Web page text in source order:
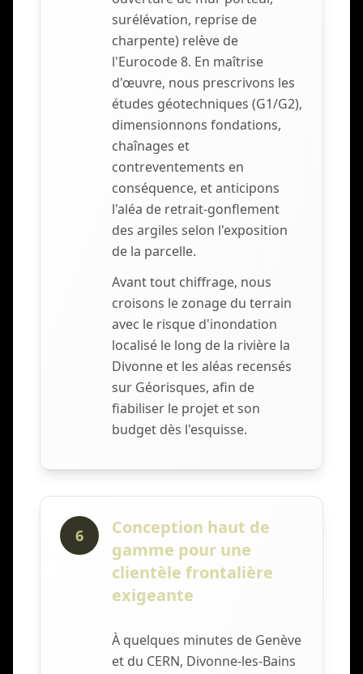
surélévation, reprise de
charpente) relève de
l'Eurocode 8. En maîtrise
d'œuvre, nous prescrivons les
études géotechniques (G1/G2),
dimensionnons fondations,
chaînages et
contreventements en
conséquence, et anticipons
l'aléa de retrait-gonflement
des argiles selon l'exposition
de la parcelle.
Avant tout chiffrage, nous
croisons le zonage du terrain
avec le risque d'inondation
localisé le long de la rivière la
Divonne et les aléas recensés
sur Géorisques, afin de
fiabiliser le projet et son
budget dès l'esquisse.
6
Conception haut de
gamme pour une
clientèle frontalière
exigeante
À quelques minutes de Genève
et du CERN, Divonne-les-Bains